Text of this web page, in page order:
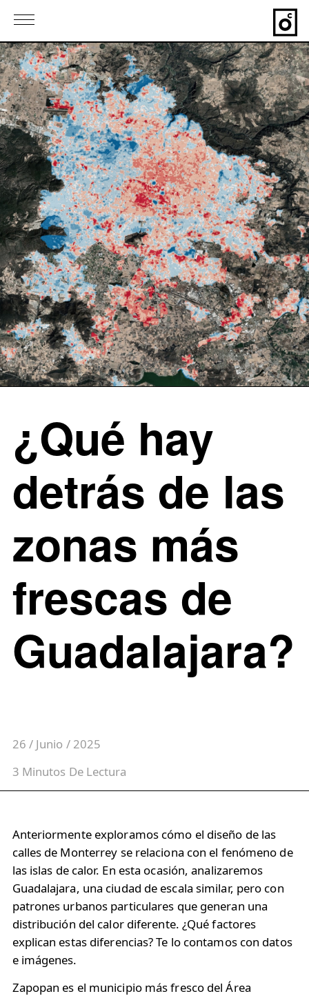
¿Qué hay
detrás de las
zonas más
frescas de
Guadalajara?
26 / Junio / 2025
3 Minutos De Lectura
Anteriormente exploramos cómo el diseño de las
calles de Monterrey se relaciona con el fenómeno de
las islas de calor. En esta ocasión, analizaremos
Guadalajara, una ciudad de escala similar, pero con
patrones urbanos particulares que generan una
distribución del calor diferente. ¿Qué factores
explican estas diferencias? Te lo contamos con datos
e imágenes.
Zapopan es el municipio más fresco del Área